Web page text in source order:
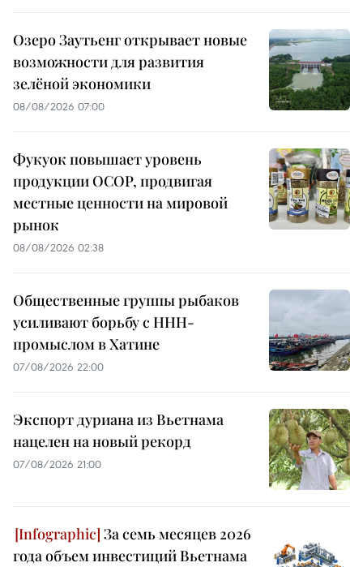
Озеро Заутьенг открывает новые
возможности для развития
зелёной экономики
08/08/2026 07:00
Фукуок повышает уровень
продукции OCOP, продвигая
местные ценности на мировой
рынок
08/08/2026 02:38
Общественные группы рыбаков
усиливают борьбу с ННН-
промыслом в Хатине
07/08/2026 22:00
Экспорт дуриана из Вьетнама
нацелен на новый рекорд
07/08/2026 21:00
За семь месяцев 2026
года объем инвестиций Вьетнама